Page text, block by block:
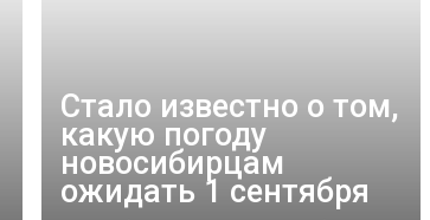
Стало известно о том,
какую погоду
новосибирцам
ожидать 1 сентября